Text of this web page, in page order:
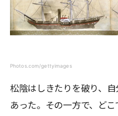
Photos.com/gettyimages
松陰はしきたりを破り、
あった。その一方で、ど